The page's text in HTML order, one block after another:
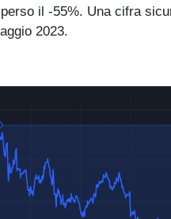
il -55%. Una cifra
2023.